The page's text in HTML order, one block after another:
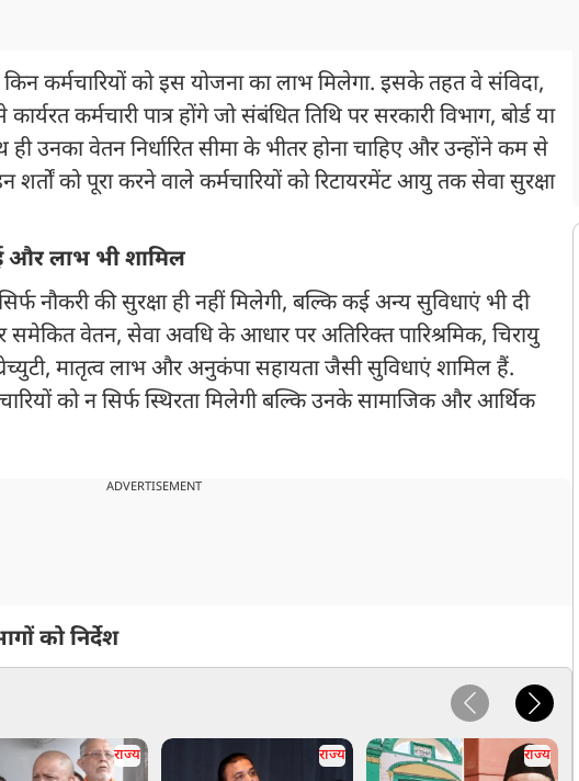
कर्मचारियों को इस योजना का लाभ मिलेगा. इसके तहत वे संविदा,
कर्मचारी पात्र होंगे जो संबंधित तिथि पर सरकारी विभाग, बोर्ड या
उनका वेतन निर्धारित सीमा के भीतर होना चाहिए और उन्होंने कम से
शर्तों को पूरा करने वाले कर्मचारियों को रिटायरमेंट आयु तक सेवा सुरक्षा
और लाभ भी शामिल
नौकरी की सुरक्षा ही नहीं मिलेगी, बल्कि कई अन्य सुविधाएं भी दी
वेतन, सेवा अवधि के आधार पर अतिरिक्त पारिश्रमिक, चिरायु
मातृत्व लाभ और अनुकंपा सहायता जैसी सुविधाएं शामिल हैं.
को न सिर्फ स्थिरता मिलेगी बल्कि उनके सामाजिक और आर्थिक
ADVERTISEMENT
को निर्देश
राज्य राज्य राज्य